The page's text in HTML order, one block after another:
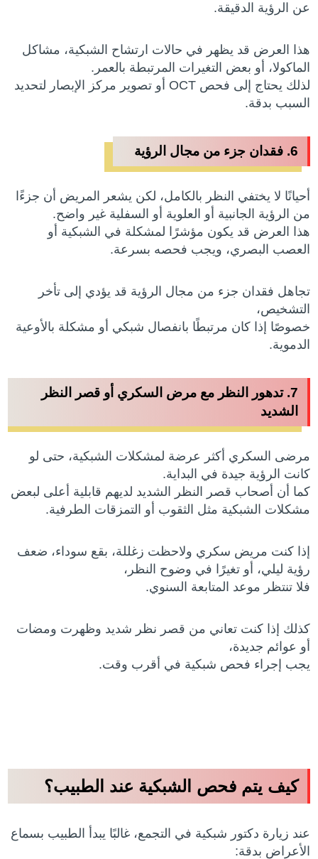
عن الرؤية الدقيقة.
هذا العرض قد يظهر في حالات ارتشاح الشبكية، مشاكل
الماكولا، أو بعض التغيرات المرتبطة بالعمر.
لذلك يحتاج إلى فحص OCT أو تصوير مركز الإبصار لتحديد
السبب بدقة.
6. فقدان جزء من مجال الرؤية
أحيانًا لا يختفي النظر بالكامل، لكن يشعر المريض أن جزءًا
من الرؤية الجانبية أو العلوية أو السفلية غير واضح.
هذا العرض قد يكون مؤشرًا لمشكلة في الشبكية أو
العصب البصري، ويجب فحصه بسرعة.
تجاهل فقدان جزء من مجال الرؤية قد يؤدي إلى تأخر
التشخيص،
خصوصًا إذا كان مرتبطًا بانفصال شبكي أو مشكلة بالأوعية
الدموية.
7. تدهور النظر مع مرض السكري أو قصر النظر
الشديد
مرضى السكري أكثر عرضة لمشكلات الشبكية، حتى لو
كانت الرؤية جيدة في البداية.
كما أن أصحاب قصر النظر الشديد لديهم قابلية أعلى لبعض
مشكلات الشبكية مثل الثقوب أو التمزقات الطرفية.
إذا كنت مريض سكري ولاحظت زغللة، بقع سوداء، ضعف
رؤية ليلي، أو تغيرًا في وضوح النظر،
فلا تنتظر موعد المتابعة السنوي.
كذلك إذا كنت تعاني من قصر نظر شديد وظهرت ومضات
أو عوائم جديدة،
يجب إجراء فحص شبكية في أقرب وقت.
كيف يتم فحص الشبكية عند الطبيب؟
عند زيارة دكتور شبكية في التجمع، غالبًا يبدأ الطبيب بسماع
الأعراض بدقة: